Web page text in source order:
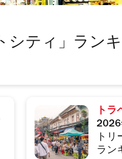
シティ」ラン
トラ
2026
トリ
ラン